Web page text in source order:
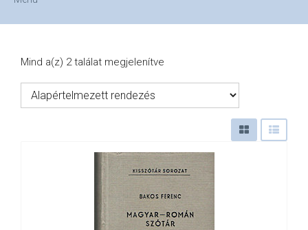
Mind a(z) 2 találat megjelenítve